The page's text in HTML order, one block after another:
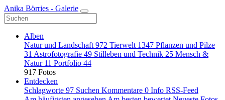
Anika Börries - Galerie
Alben
Natur und Landschaft 972 Tierwelt 1347 Pflanzen und Pilze
31 Astrofotografie 49 Stilleben und Technik 25 Mensch &
Natur 11 Portfolio 44
917 Fotos
Entdecken
Schlagworte 97 Suchen Kommentare 0 Info RSS-Feed